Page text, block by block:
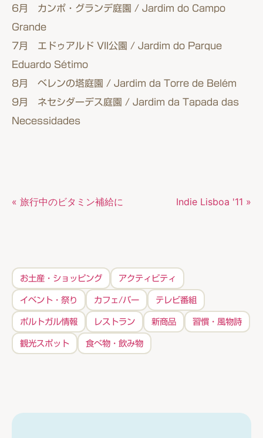
6月 カンポ・グランデ庭園 / Jardim do Campo
Grande
7月 エドゥアルド VII公園 / Jardim do Parque
Eduardo Sétimo
8月 ベレンの塔庭園 / Jardim da Torre de Belém
9月 ネセシダーデス庭園 / Jardim da Tapada das
Necessidades
« 旅行中のビタミン補給に Indie Lisboa '11 »
お土産・ショッピング アクティビティ
イベント・祭り カフェ/バー テレビ番組
ポルトガル情報 レストラン 新商品 習慣・風物詩
観光スポット 食べ物・飲み物